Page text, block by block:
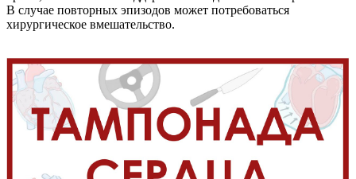
В случае повторных эпизодов может потребоваться
хирургическое вмешательство.